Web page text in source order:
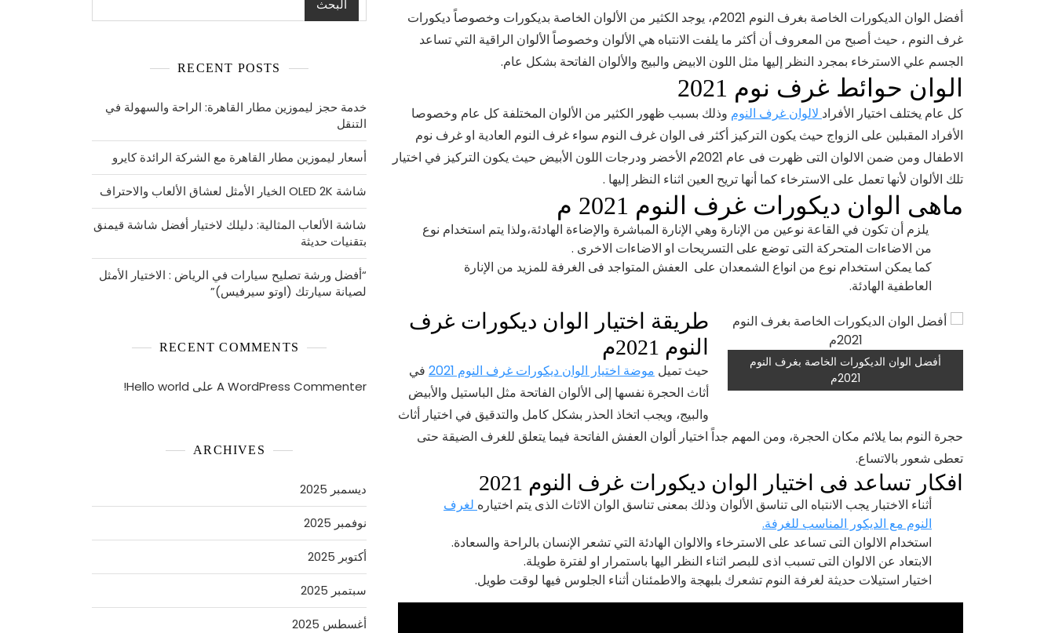
أفضل الوان الديكورات الخاصة بغرف النوم 2021م، يوجد الكثير من الألوان الخاصة بديكورات وخصوصاً ديكورات
غرف النوم ، حيث أصبح من المعروف أن أكثر ما يلفت الانتباه هي الألوان وخصوصاً الألوان الراقية التي تساعد
الجسم علي الاسترخاء بمجرد النظر إليها مثل اللون الابيض والبيج والألوان الفاتحة بشكل عام.
الوان حوائط غرف نوم 2021
كل عام يختلف اختيار الأفراد لالوان غرف النوم وذلك بسبب ظهور الكثير من الألوان المختلفة كل عام وخصوصا
الأفراد المقبلين على الزواج حيث يكون التركيز أكثر فى الوان غرف النوم سواء غرف النوم العادية او غرف نوم
الاطفال ومن ضمن الالوان التى ظهرت فى عام 2021م الأخضر ودرجات اللون الأبيض حيث يكون التركيز في اختيار
تلك الألوان لأنها تعمل على الاسترخاء كما أنها تريح العين اثناء النظر إليها .
ماهى الوان ديكورات غرف النوم 2021 م
يلزم أن تكون في القاعة نوعين من الإنارة وهي الإنارة المباشرة والإضاءة الهادئة،ولذا يتم استخدام نوع
من الاضاءات المتحركة التى توضع على التسريحات او الاضاءات الاخرى .
كما يمكن استخدام نوع من انواع الشمعدان على العفش المتواجد فى الغرفة للمزيد من الإنارة
العاطفية الهادئة.
أفضل الوان الديكورات الخاصة بغرف النوم
2021م
طريقة اختيار الوان ديكورات غرف
النوم 2021م
حيث تميل موضة اختيار الوان ديكورات غرف النوم 2021
في
أثاث الحجرة نفسها إلى الألوان الفاتحة مثل الباستيل والأبيض
والبيج، ويجب اتخاذ الحذر بشكل كامل والتدقيق في اختيار أثاث
حجرة النوم بما يلائم مكان الحجرة، ومن المهم جداً اختيار ألوان العفش الفاتحة فيما يتعلق للغرف الضيقة حتى
تعطى شعور بالاتساع.
افكار تساعد فى اختيار الوان ديكورات غرف النوم 2021
أثناء الاختبار يجب الانتباه الى تناسق الألوان وذلك بمعنى تناسق الوان الاثاث الذى يتم اختياره لغرف
النوم مع الديكور المناسب للغرفة.
استخدام الالوان التى تساعد على الاسترخاء والالوان الهادئة التي تشعر الإنسان بالراحة والسعادة.
الابتعاد عن الالوان التى تسبب اذى للبصر اثناء النظر اليها باستمرار او لفترة طويلة.
اختيار استيلات حديثة لغرفة النوم تشعرك بلبهجة والاطمئنان أثناء الجلوس فيها لوقت طويل.
البحث
RECENT POSTS
خدمة حجز ليموزين مطار القاهرة: الراحة والسهولة في
التنقل
أسعار ليموزين مطار القاهرة مع الشركة الرائدة كايرو
شاشة OLED 2K الخيار الأمثل لعشاق الألعاب والاحتراف
شاشة الألعاب المثالية: دليلك لاختيار أفضل شاشة قيمنق
بتقنيات حديثة
“أفضل ورشة تصليح سيارات في الرياض : الاختيار الأمثل
لصيانة سيارتك (اوتو سيرفيس)”
RECENT COMMENTS
A WordPress Commenter على Hello world!
ARCHIVES
ديسمبر 2025
نوفمبر 2025
أكتوبر 2025
سبتمبر 2025
أغسطس 2025